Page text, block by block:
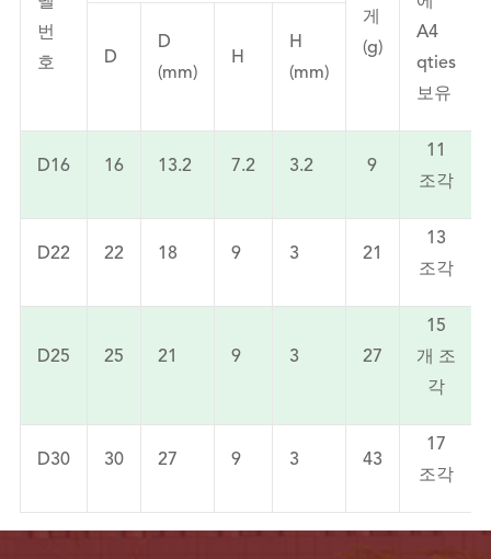
번
호
게
(g)
A4
qties
보유
D
D
(mm)
H
H
(mm)
D16 16 13.2 7.2 3.2 9
11
조각
D22 22 18 9 3 21
13
조각
D25 25 21 9 3 27
15
개 조
각
D30 30 27 9 3 43
17
조각